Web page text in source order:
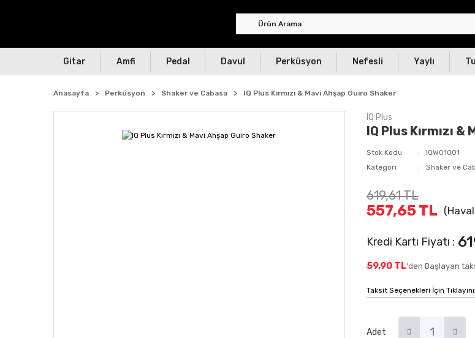
Gitar Amfi Pedal Davul Perküsyon Nefesli Yaylı
Anasayfa Perküsyon Shaker ve Cabasa IQ Plus Kırmızı & Mavi Ahşap Guiro Shaker
IQ Plus
IQ Plus Kırmızı
Stok Kodu
IQW01001
Kategori
Shaker ve
619,61 TL
557,65 TL
Kredi Kartı Fiyatı :
59,90 TL'den Başlayan
Taksit Seçenekleri İçin
Adet